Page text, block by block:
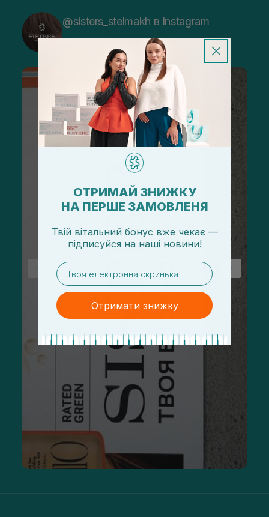
@sisters_stelmakh в Instagram
ОТРИМАЙ ЗНИЖКУ
НА ПЕРШЕ ЗАМОВЛЕНЯ
Твій вітальний бонус вже чекає —
підписуйся на наші новини!
email
Отримати знижку